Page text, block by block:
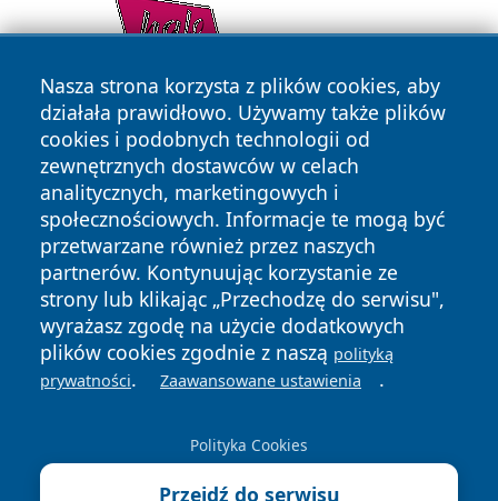
Nasza strona korzysta z plików cookies, aby
działała prawidłowo. Używamy także plików
cookies i podobnych technologii od
zewnętrznych dostawców w celach
analitycznych, marketingowych i
społecznościowych. Informacje te mogą być
przetwarzane również przez naszych
partnerów. Kontynuując korzystanie ze
strony lub klikając „Przechodzę do serwisu",
wyrażasz zgodę na użycie dodatkowych
plików cookies zgodnie z naszą polityką
prywatności. Zaawansowane ustawienia .
Polityka Cookies
Przejdź do serwisu
Copyright © 2026 wiadomoscilublin.pl Wszystkie prawa
zastrzeżone.
News Autorzy
Polityka
Polityka